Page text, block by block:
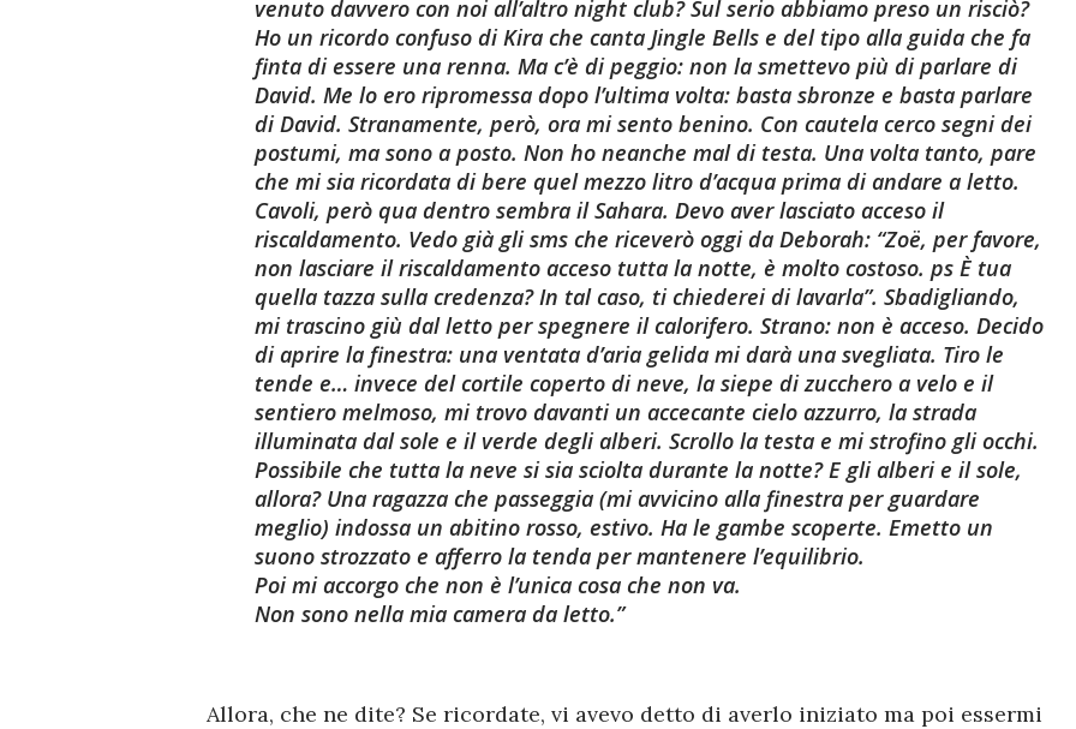
venuto davvero con noi all’altro night club? Sul serio abbiamo preso un risciò?
Ho un ricordo confuso di Kira che canta Jingle Bells e del tipo alla guida che fa
finta di essere una renna. Ma c’è di peggio: non la smettevo più di parlare di
David. Me lo ero ripromessa dopo l’ultima volta: basta sbronze e basta parlare
di David. Stranamente, però, ora mi sento benino. Con cautela cerco segni dei
postumi, ma sono a posto. Non ho neanche mal di testa. Una volta tanto, pare
che mi sia ricordata di bere quel mezzo litro d’acqua prima di andare a letto.
Cavoli, però qua dentro sembra il Sahara. Devo aver lasciato acceso il
riscaldamento. Vedo già gli sms che riceverò oggi da Deborah: “Zoë, per favore,
non lasciare il riscaldamento acceso tutta la notte, è molto costoso. ps È tua
quella tazza sulla credenza? In tal caso, ti chiederei di lavarla”. Sbadigliando,
mi trascino giù dal letto per spegnere il calorifero. Strano: non è acceso. Decido
di aprire la finestra: una ventata d’aria gelida mi darà una svegliata. Tiro le
tende e… invece del cortile coperto di neve, la siepe di zucchero a velo e il
sentiero melmoso, mi trovo davanti un accecante cielo azzurro, la strada
illuminata dal sole e il verde degli alberi. Scrollo la testa e mi strofino gli occhi.
Possibile che tutta la neve si sia sciolta durante la notte? E gli alberi e il sole,
allora? Una ragazza che passeggia (mi avvicino alla finestra per guardare
meglio) indossa un abitino rosso, estivo. Ha le gambe scoperte. Emetto un
suono strozzato e afferro la tenda per mantenere l’equilibrio.
Poi mi accorgo che non è l’unica cosa che non va.
Non sono nella mia camera da letto.
Allora, che ne dite? Se ricordate, vi avevo detto di averlo iniziato ma poi essermi